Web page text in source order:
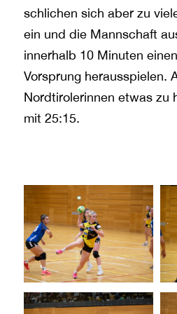
schlichen sich aber zu
ein und die Mannschaft
innerhalb 10 Minuten
Vorsprung herausspielen.
Nordtirolerinnen etwas zu
mit 25:15.